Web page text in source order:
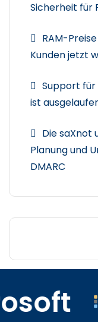
Sicherheit für
RAM-
Kunden jetzt
Support für
ist
Die saXnot
Planung und
DMARC